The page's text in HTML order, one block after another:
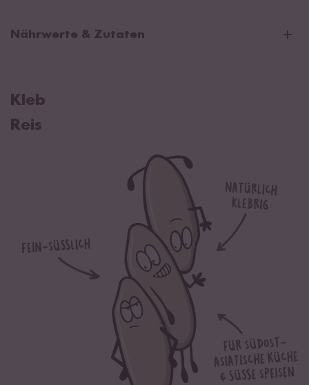
Nährwerte & Zutaten
davon gesättigte Fettsäuren
Von Natur aus glutenfrei.
Kleb
Reis